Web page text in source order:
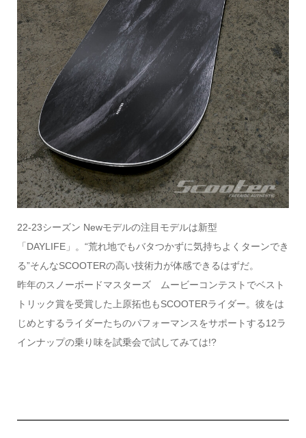
22-23シーズン Newモデルの注目モデルは新型
「DAYLIFE」。“荒れ地でもバタつかずに気持ちよくターンでき
る”そんなSCOOTERの高い技術力が体感できるはずだ。
昨年のスノーボードマスターズ ムービーコンテストでベスト
トリック賞を受賞した上原拓也もSCOOTERライダー。彼をは
じめとするライダーたちのパフォーマンスをサポートする12ラ
インナップの乗り味を試乗会で試してみては!?